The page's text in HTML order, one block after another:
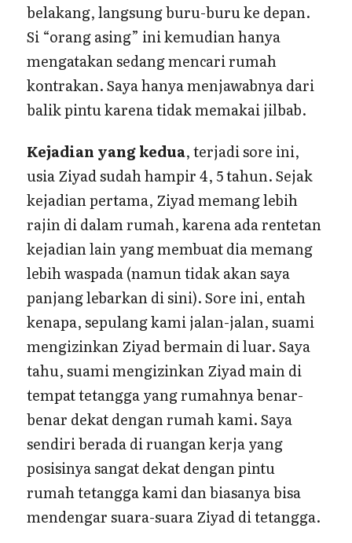
belakang, langsung buru-buru ke depan.
Si “orang asing” ini kemudian hanya
mengatakan sedang mencari rumah
kontrakan. Saya hanya menjawabnya dari
balik pintu karena tidak memakai jilbab.
Kejadian yang kedua, terjadi sore ini,
usia Ziyad sudah hampir 4, 5 tahun. Sejak
kejadian pertama, Ziyad memang lebih
rajin di dalam rumah, karena ada rentetan
kejadian lain yang membuat dia memang
lebih waspada (namun tidak akan saya
panjang lebarkan di sini). Sore ini, entah
kenapa, sepulang kami jalan-jalan, suami
mengizinkan Ziyad bermain di luar. Saya
tahu, suami mengizinkan Ziyad main di
tempat tetangga yang rumahnya benar-
benar dekat dengan rumah kami. Saya
sendiri berada di ruangan kerja yang
posisinya sangat dekat dengan pintu
rumah tetangga kami dan biasanya bisa
mendengar suara-suara Ziyad di tetangga.